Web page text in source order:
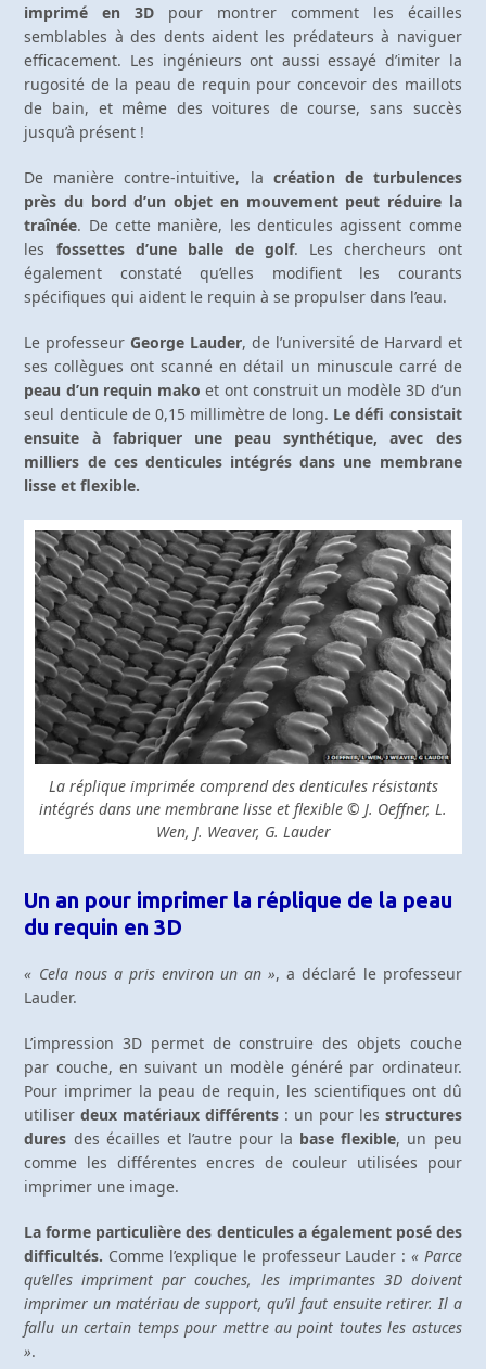
imprimé en 3D pour montrer comment les écailles
semblables à des dents aident les prédateurs à naviguer
efficacement. Les ingénieurs ont aussi essayé d’imiter la
rugosité de la peau de requin pour concevoir des maillots
de bain, et même des voitures de course, sans succès
jusqu’à présent !
De manière contre-intuitive, la création de turbulences
près du bord d’un objet en mouvement peut réduire la
traînée. De cette manière, les denticules agissent comme
les fossettes d’une balle de golf. Les chercheurs ont
également constaté qu’elles modifient les courants
spécifiques qui aident le requin à se propulser dans l’eau.
Le professeurGeorge Lauder, de l’université de Harvard et
ses collègues ont scanné en détail un minuscule carré de
peau d’un requin mako et ont construit un modèle 3D d’un
seul denticule de 0,15 millimètre de long. Le défi consistait
ensuite à fabriquer une peau synthétique, avec des
milliers de ces denticules intégrés dans une membrane
lisse et flexible.
La réplique imprimée comprend des denticules résistants
intégrés dans une membrane lisse et flexible © J. Oeffner, L.
Wen, J. Weaver, G. Lauder
Un an pour imprimer la réplique de la peau
du requin en 3D
« Cela nous a pris environ un an », a déclaré le professeur
Lauder.
L’impression 3D permet de construire des objets couche
par couche, en suivant un modèle généré par ordinateur.
Pour imprimer la peau de requin, les scientifiques ont dû
utiliserdeux matériaux différents : un pour les structures
dures des écailles et l’autre pour la base flexible, un peu
comme les différentes encres de couleur utilisées pour
imprimer une image.
La forme particulière des denticules a également posé des
difficultés. Comme l’explique le professeur Lauder : « Parce
qu’elles impriment par couches, les imprimantes 3D doivent
imprimer un matériau de support, qu’il faut ensuite retirer. Il a
fallu un certain temps pour mettre au point toutes les astuces
».